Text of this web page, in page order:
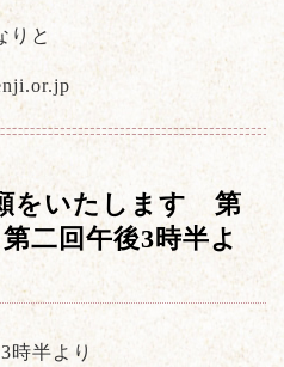
りと
をいたします 第
二回午後3時半よ
半より